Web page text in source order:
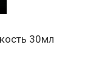
30мл